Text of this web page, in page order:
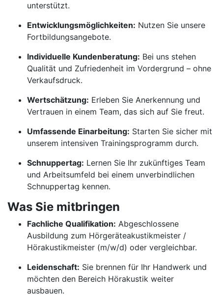
unterstützt.
Entwicklungsmöglichkeiten: Nutzen Sie unsere
Fortbildungsangebote.
Individuelle Kundenberatung: Bei uns stehen
Qualität und Zufriedenheit im Vordergrund – ohne
Verkaufsdruck.
Wertschätzung: Erleben Sie Anerkennung und
Vertrauen in einem Team, das sich auf Sie freut.
Umfassende Einarbeitung: Starten Sie sicher mit
unserem intensiven Trainingsprogramm durch.
Schnuppertag: Lernen Sie Ihr zukünftiges Team
und Arbeitsumfeld bei einem unverbindlichen
Schnuppertag kennen.
Was Sie mitbringen
Fachliche Qualifikation: Abgeschlossene
Ausbildung zum Hörgeräteakustikmeister /
Hörakustikmeister (m/w/d) oder vergleichbar.
Leidenschaft: Sie brennen für Ihr Handwerk und
möchten den Bereich Hörakustik weiter
ausbauen.